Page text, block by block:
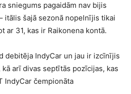
sniegums pagaidām nav bijis
itālis šajā sezonā nopelnījis tikai
ar 31, kas ir Raikonena kontā.
debitēja IndyCar un jau ir izcīnījis
arī divas septītās pozīcijas, kas
IndyCar čempionāta